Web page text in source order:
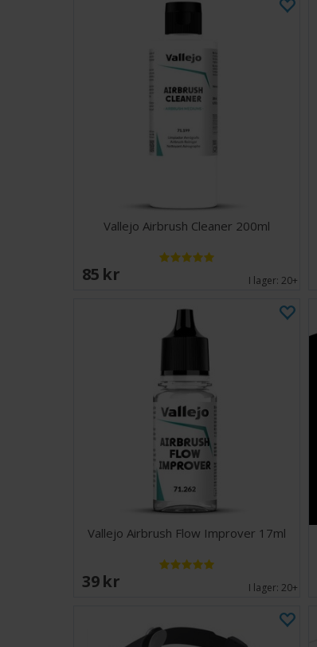
Vallejo Airbrush Cleaner 200ml
85 SEK I lager:20+
Vallejo Airbrush Flow Improver 17ml
39 SEK I lager:20+